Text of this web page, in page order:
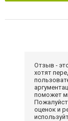
Отзыв -
хотят
поможет
оценок и